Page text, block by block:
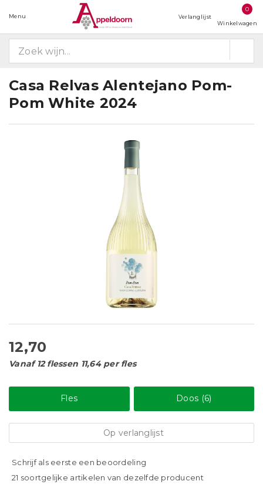
Menu Verlanglijst
0
Winkelwagen
Casa Relvas Alentejano Pom-
Pom White 2024
12,70
Vanaf 12 flessen 11,64 per fles
Fles Doos (6)
Op verlanglijst
Schrijf als eerste een beoordeling
21 soortgelijke artikelen van dezelfde producent